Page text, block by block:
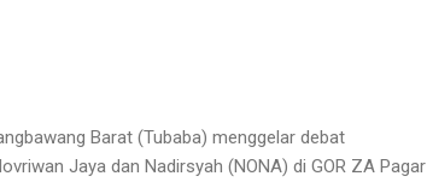
Barat (Tubaba) menggelar debat
Jaya dan Nadirsyah (NONA) di GOR ZA Pagar